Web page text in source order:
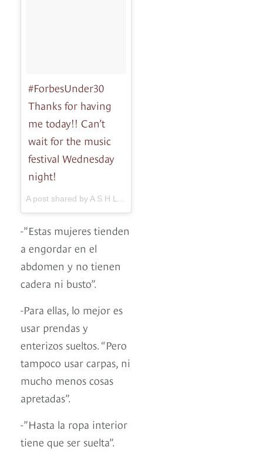
#ForbesUnder30
Thanks for having
me today!! Can’t
wait for the music
festival Wednesday
night!
-”Estas mujeres tienden
a engordar en el
abdomen y no tienen
cadera ni busto”.
-Para ellas, lo mejor es
usar prendas y
enterizos sueltos. “Pero
tampoco usar carpas, ni
mucho menos cosas
apretadas”.
-”Hasta la ropa interior
tiene que ser suelta”.